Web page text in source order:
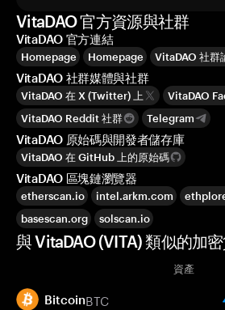
VitaDAO 官方資源與社群
VitaDAO 官方連結
Homepage Homepage VitaDAO 社群
VitaDAO 社群媒體與社群
VitaDAO 在 X (Twitter) 上
VitaDAO
VitaDAO Reddit 社群
Telegram
VitaDAO 原始碼與開發者儲存庫
VitaDAO 在 GitHub 上的原始碼
VitaDAO 區塊鏈瀏覽器
etherscan.io intel.arkm.com
basescan.org
solscan.io
與 VitaDAO (VITA) 類似的加
資產
BitcoinBTC